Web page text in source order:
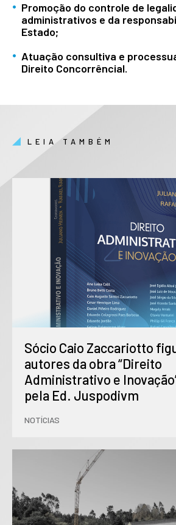
Promoção do controle de
administrativos e da
Estado;
Atuação consultiva e
Direito Concorrêncial.
LEIA TAMBÉM
Sócio Caio Zaccariotto
autores da obra “Direito
Administrativo e
pela Ed. Juspodivm
NOTÍCIAS